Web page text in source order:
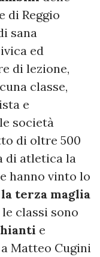
di Reggio
sana
ed
di lezione,
classe,
e
società
di oltre 500
di atletica la
hanno vinto lo
terza maglia
classi sono
e
Matteo Cugini